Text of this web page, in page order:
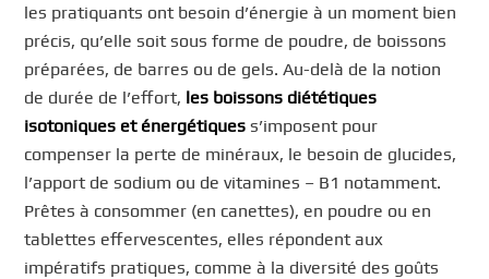
les pratiquants ont besoin d’énergie à un moment bien
précis, qu’elle soit sous forme de poudre, de boissons
préparées, de barres ou de gels. Au-delà de la notion
de durée de l’effort, les boissons diététiques
isotoniques et énergétiques s’imposent pour
compenser la perte de minéraux, le besoin de glucides,
l’apport de sodium ou de vitamines – B1 notamment.
Prêtes à consommer (en canettes), en poudre ou en
tablettes effervescentes, elles répondent aux
impératifs pratiques, comme à la diversité des goûts